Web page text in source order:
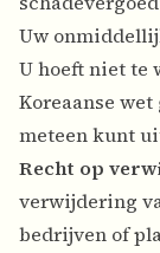
Uw
U hoeft niet te
Koreaanse
meteen kunt
Recht op
verwijdering
bedrijven of